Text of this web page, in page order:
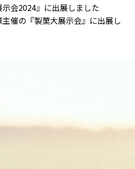
示会2024』に出展しました
催の『製菓大展示会』に出展し